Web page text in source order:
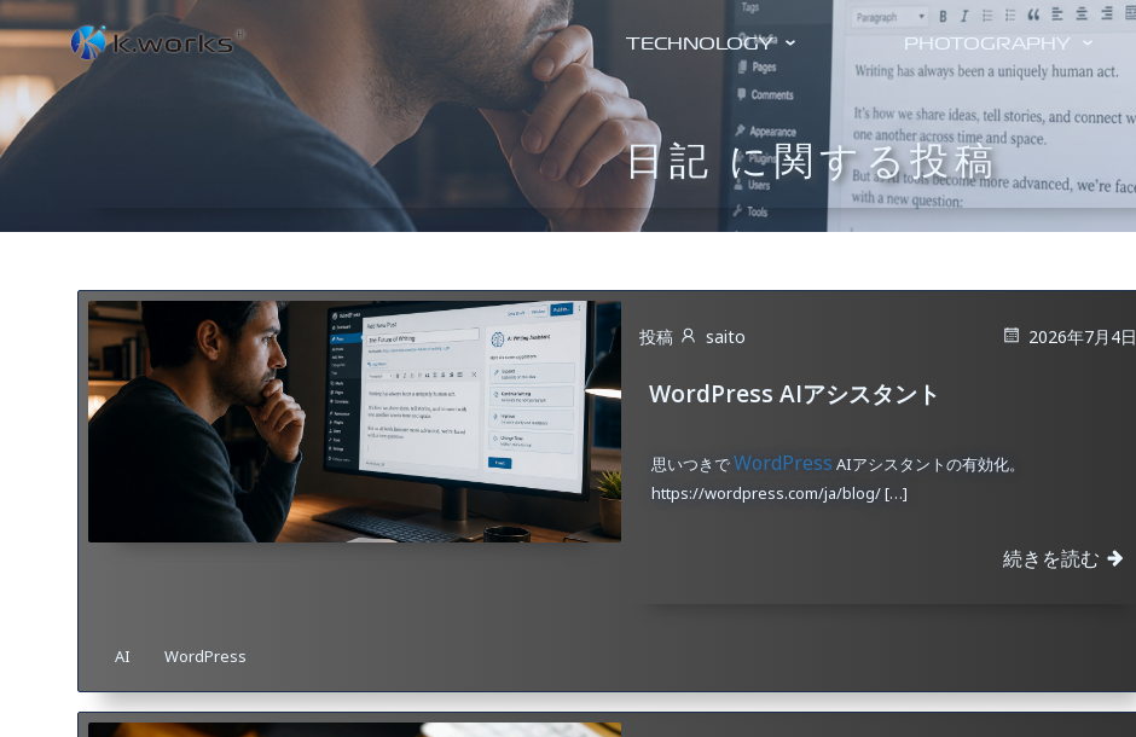
コ
ン
テ
ン
ツ
TECHNOLOGY PHOTOGRAPHY
日記 に関する投稿
投稿 saito 2026年7月4日
WordPress AIアシスタント
思いつきでWordPress AIアシスタントの有効化。
https://wordpress.com/ja/blog/ […]
続きを読む
AI WordPress